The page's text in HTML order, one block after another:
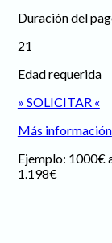
Duración del
21
Edad requerida
» SOLICITAR «
Más información
Ejemplo: 1000€
1.198€